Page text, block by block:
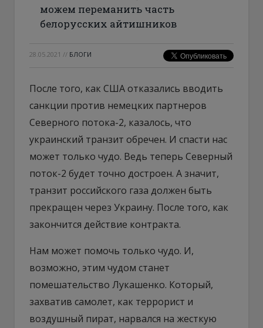
можем переманить часть
белорусских айтишников
28.05.2021 // БЛОГИ
После того, как США отказались вводить
санкции против немецких партнеров
Северного потока-2, казалось, что
украинский транзит обречен. И спасти нас
может только чудо. Ведь теперь Северный
поток-2 будет точно достроен. А значит,
транзит российского газа должен быть
прекращен через Украину. После того, как
закончится действие контракта.
Нам может помочь только чудо. И,
возможно, этим чудом станет
помешательство Лукашенко. Который,
захватив самолет, как террорист и
воздушный пират, нарвался на жесткую